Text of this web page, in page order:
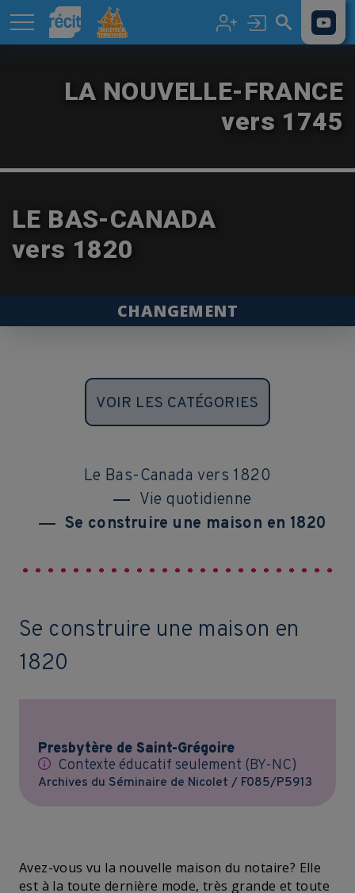
Aller au contenu principal
LA NOUVELLE-FRANCE
vers 1745
LE BAS-CANADA
vers 1820
CHANGEMENT
VOIR LES CATÉGORIES
Le Bas-Canada vers 1820
Vie quotidienne
Se construire une maison en 1820
Se construire une maison en
1820
Presbytère de Saint-Grégoire
Contexte éducatif seulement (BY-NC)
Archives du Séminaire de Nicolet / F085/P5913
Avez-vous vu la nouvelle maison du notaire? Elle
est à la toute dernière mode, très grande et toute